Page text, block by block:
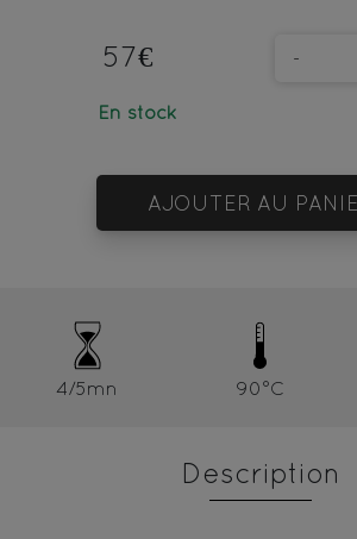
57€
En stock
-
AJOUTER AU
4/5mn 90°C
Description